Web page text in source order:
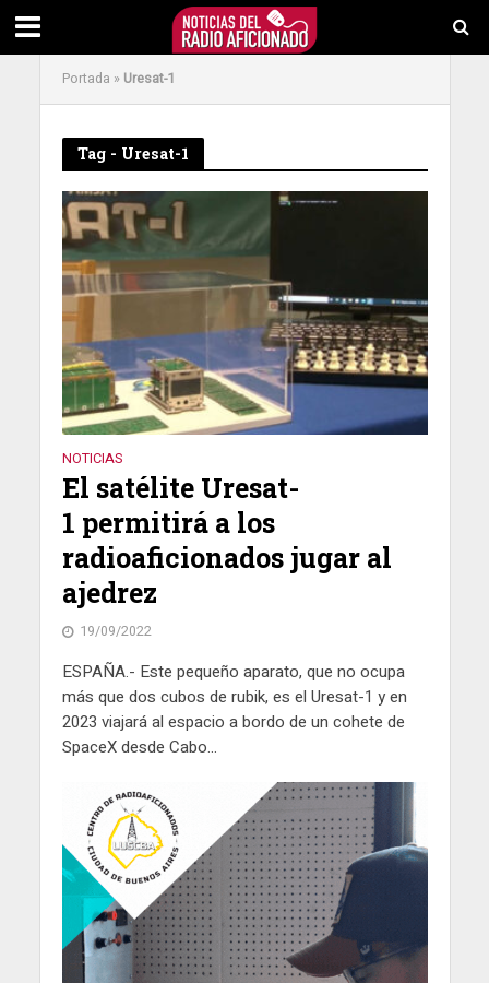
Portada » Uresat-1
Tag - Uresat-1
NOTICIAS
El satélite Uresat-
1 permitirá a los
radioaficionados jugar al
ajedrez
19/09/2022
ESPAÑA.- Este pequeño aparato, que no ocupa
más que dos cubos de rubik, es el Uresat-1 y en
2023 viajará al espacio a bordo de un cohete de
SpaceX desde Cabo...